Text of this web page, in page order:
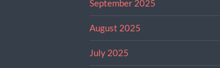
September 2025
August 2025
July 2025